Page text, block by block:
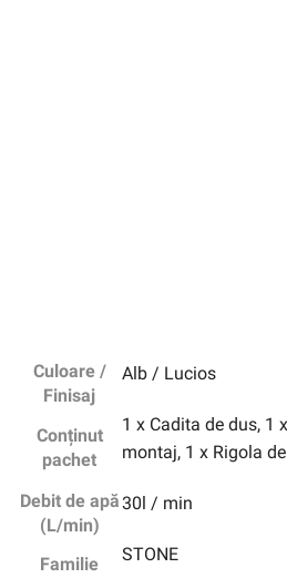
Culoare /
Finisaj
Alb / Lucios
Conținut
pachet
1 x Cadita de dus, 1
montaj, 1 x Rigola
Debit de apă
(L/min)
30l / min
Familie STONE